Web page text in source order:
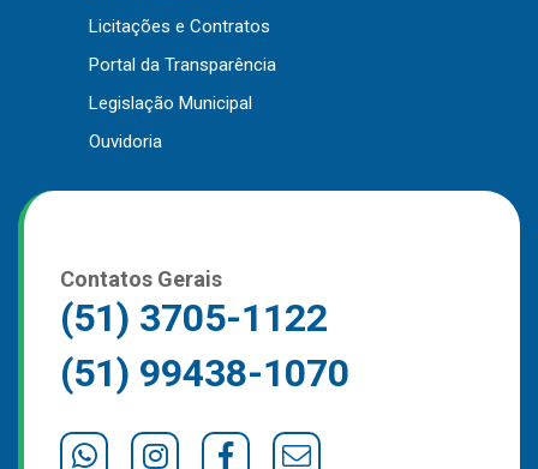
Licitações e Contratos
Portal da Transparência
Legislação Municipal
Ouvidoria
Contatos Gerais
(51) 3705-1122
(51) 99438-1070